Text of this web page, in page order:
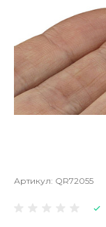
Артикул: QR72055